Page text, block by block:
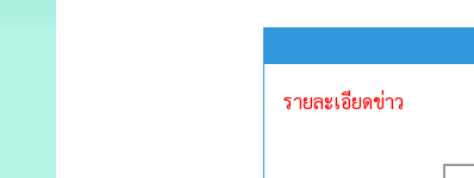
รายละเอียดข่าว